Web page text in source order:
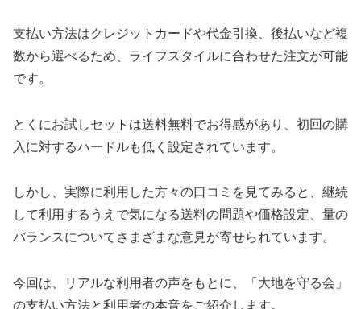
支払い方法はクレジットカードや代金引換、後払いなど複
数から選べるため、ライフスタイルに合わせた注文が可能
です。
とくにお試しセットは送料無料でお得感があり、初回の購
入に対するハードルも低く設定されています。
しかし、実際に利用した方々の口コミを見てみると、継続
して利用するうえで気になる送料の問題や価格設定、量の
バランスについてさまざまな意見が寄せられています。
今回は、リアルな利用者の声をもとに、「大地を守る会」
の支払い方法と利用者の本音をご紹介します。